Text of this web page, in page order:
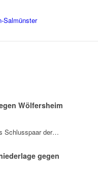
Wölfersheim
Schlusspaar der…
gegen